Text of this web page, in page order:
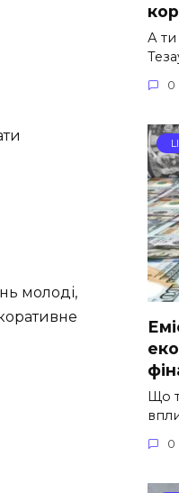
молоді,
А ти
0
Що
0